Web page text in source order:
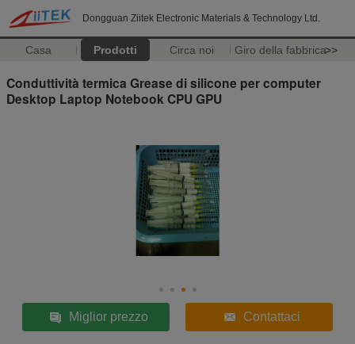
Dongguan Ziitek Electronic Materials & Technology Ltd.
Casa Prodotti Circa noi Giro della fabbrica>>
Conduttività termica Grease di silicone per computer
Desktop Laptop Notebook CPU GPU
Miglior prezzo Contattaci